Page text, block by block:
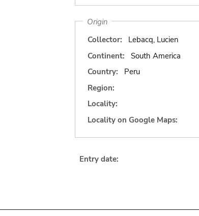
Origin
Collector:
Lebacq, Lucien
Continent:
South America
Country:
Peru
Region:
Locality:
Locality on Google Maps:
Entry date: